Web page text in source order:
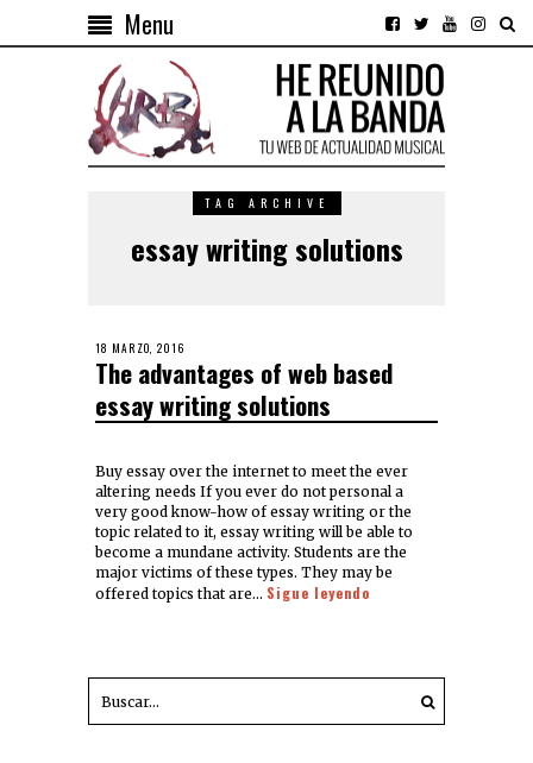
Menu
TAG ARCHIVE
essay writing solutions
18 MARZO, 2016
The advantages of web based
essay writing solutions
Buy essay over the internet to meet the ever
altering needs If you ever do not personal a
very good know-how of essay writing or the
topic related to it, essay writing will be able to
become a mundane activity. Students are the
major victims of these types. They may be
offered topics that are… Sigue leyendo